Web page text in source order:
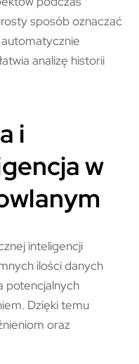
sposób oznaczać
analizę historii
i
w
inteligencji
ilości danych
potencjalnych
Dzięki temu
oraz